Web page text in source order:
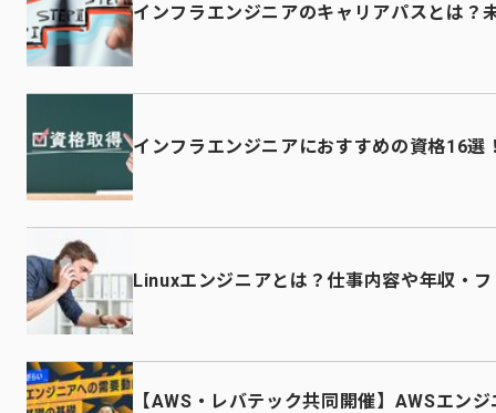
インフラエンジニアのキャリアパスとは？
インフラエンジニアにおすすめの資格16選
Linuxエンジニアとは？仕事内容や年収・
【AWS・レバテック共同開催】AWSエン